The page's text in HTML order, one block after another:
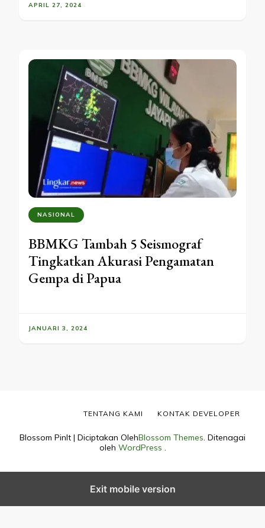
APRIL 27, 2024
NASIONAL
BBMKG Tambah 5 Seismograf
Tingkatkan Akurasi Pengamatan
Gempa di Papua
JANUARI 3, 2024
Blossom PinIt | Diciptakan OlehBlossom Themes. Ditenagai
oleh WordPress .
TENTANG KAMI KONTAK DEVELOPER
Exit mobile version